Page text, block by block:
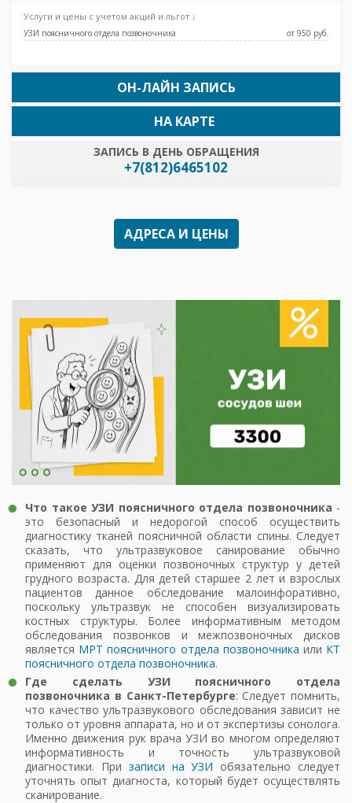
Услуги и цены с учетом акций и льгот ↓
УЗИ поясничного отдела позвоночника от 950 pуб.
ОН-ЛАЙН ЗАПИСЬ
ЗАПИСЬ В ДЕНЬ ОБРАЩЕНИЯ
+7(812)6465102
НА КАРТЕ
АДРЕСА И ЦЕНЫ
Что такое УЗИ поясничного отдела позвоночника -
это безопасный и недорогой способ осуществить
диагностику тканей поясничной области спины. Следует
сказать, что ультразвуковое санирование обычно
применяют для оценки позвоночных структур у детей
грудного возраста. Для детей старшее 2 лет и взрослых
пациентов данное обследование малоинфоративно,
поскольку ультразвук не способен визуализировать
костных структуры. Более информативным методом
обследования позвонков и межпозвоночных дисков
является МРТ поясничного отдела позвоночника или КТ
поясничного отдела позвоночника.
Где сделать УЗИ поясничного отдела
позвоночника в Санкт-Петербурге: Следует помнить,
что качество ультразвукового обследования зависит не
только от уровня аппарата, но и от экспертизы сонолога.
Именно движения рук врача УЗИ во многом определяют
информативность и точность ультразвуковой
диагностики. При записи на УЗИ обязательно следует
уточнять опыт диагноста, который будет осуществлять
сканирование.